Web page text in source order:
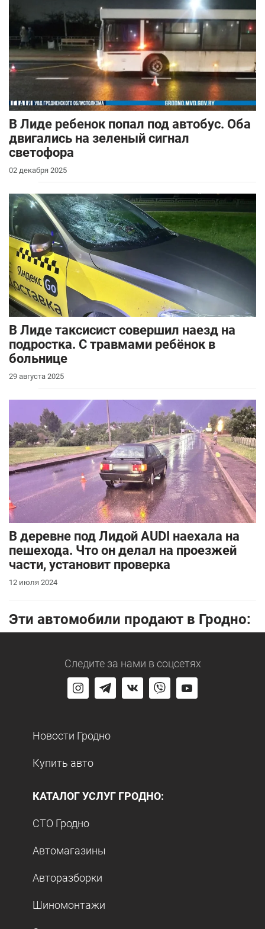
В Лиде ребенок попал под автобус. Оба
двигались на зеленый сигнал
светофора
02 декабря 2025
В Лиде таксисист совершил наезд на
подростка. С травмами ребёнок в
больнице
29 августа 2025
В деревне под Лидой AUDI наехала на
пешехода. Что он делал на проезжей
части, установит проверка
12 июля 2024
Эти автомобили продают в Гродно:
Следите за нами в соцсетях
Новости Гродно
Купить авто
КАТАЛОГ УСЛУГ ГРОДНО:
СТО Гродно
Автомагазины
Авторазборки
Шиномонтажи